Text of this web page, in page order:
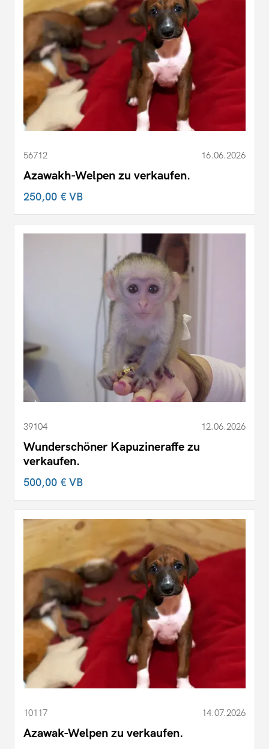
56712 16.06.2026
Azawakh-Welpen zu verkaufen.
250,00 €VB
39104 12.06.2026
Wunderschöner Kapuzineraffe zu
verkaufen.
500,00 €VB
10117 14.07.2026
Azawak-Welpen zu verkaufen.